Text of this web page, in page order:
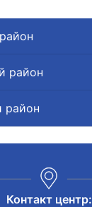
район
район
Контакт центр: